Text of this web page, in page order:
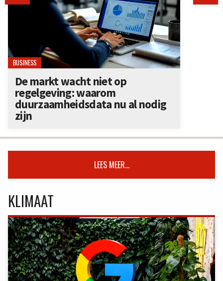
BUSINESS
De markt wacht niet op
regelgeving: waarom
duurzaamheidsdata nu al nodig
zijn
LEES MEER...
KLIMAAT